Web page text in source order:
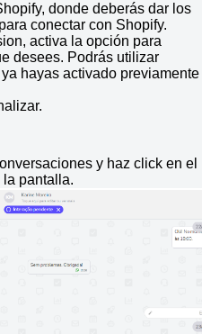
donde deberás dar los
conectar con Shopify.
activa la opción para
desees. Podrás utilizar
hayas activado previamente
y haz click en el
pantalla.